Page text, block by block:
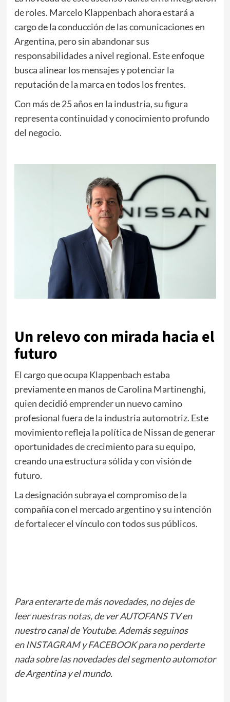
de roles. Marcelo Klappenbach ahora estará a
cargo de la conducción de las comunicaciones en
Argentina, pero sin abandonar sus
responsabilidades a nivel regional. Este enfoque
busca alinear los mensajes y potenciar la
reputación de la marca en todos los frentes.
Con más de 25 años en la industria, su figura
representa continuidad y conocimiento profundo
del negocio.
Un relevo con mirada hacia el
futuro
El cargo que ocupa Klappenbach estaba
previamente en manos de Carolina Martinenghi,
quien decidió emprender un nuevo camino
profesional fuera de la industria automotriz. Este
movimiento refleja la política de Nissan de generar
oportunidades de crecimiento para su equipo,
creando una estructura sólida y con visión de
futuro.
La designación subraya el compromiso de la
compañía con el mercado argentino y su intención
de fortalecer el vínculo con todos sus públicos.
Para enterarte de más novedades, no dejes de
leernuestras notas, de verAUTOFANS TVen
nuestro canal de Youtube. Además seguinos
enINSTAGRAMyFACEBOOKpara no perderte
nada sobre las novedades del segmento automotor
de Argentina y el mundo.